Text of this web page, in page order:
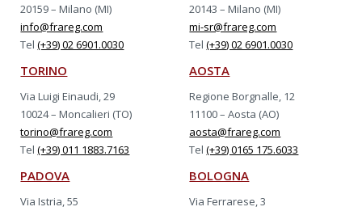
20159 – Milano (MI)
info@frareg.com
Tel(+39) 02 6901.0030
20143 – Milano (MI)
mi-sr@frareg.com
Tel(+39) 02 6901.0030
TORINO
Via Luigi Einaudi, 29
10024 – Moncalieri (TO)
torino@frareg.com
Tel(+39) 011 1883.7163
AOSTA
Regione Borgnalle, 12
11100 – Aosta (AO)
aosta@frareg.com
Tel(+39) 0165 175.6033
PADOVA
Via Istria, 55
BOLOGNA
Via Ferrarese, 3